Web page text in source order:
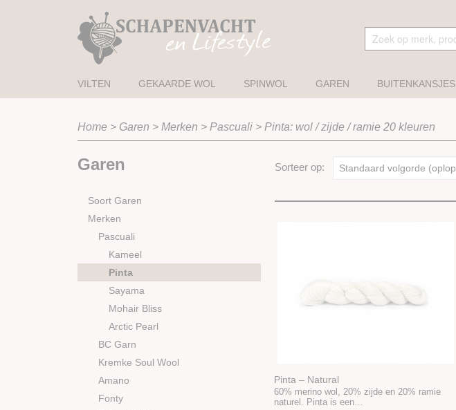
VILTEN GEKAARDE WOL SPINWOL GAREN BUITENKANSJES
Home > Garen > Merken > Pascuali > Pinta: wol / zijde / ramie 20 kleuren
Garen
Soort Garen
Merken
Pascuali
Kameel
Pinta
Sayama
Mohair Bliss
Arctic Pearl
BC Garn
Kremke Soul Wool
Amano
Fonty
Sorteer op:
Pinta – Natural
60% merino wol, 20% zijde en 20% ramie
naturel. Pinta is een…